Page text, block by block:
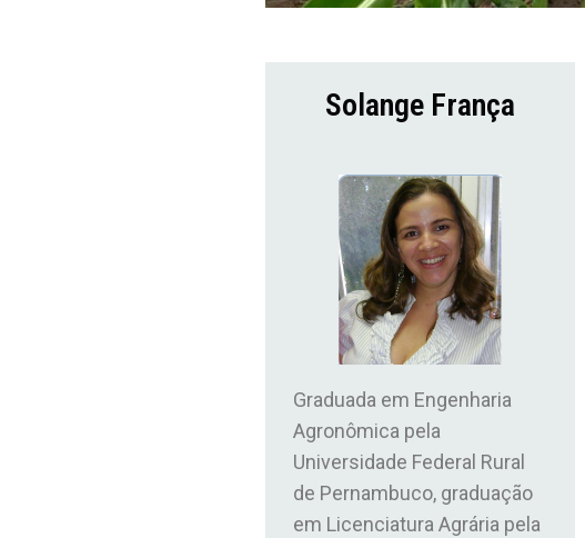
Solange França
Graduada em Engenharia
Agronômica pela
Universidade Federal Rural
de Pernambuco, graduação
em Licenciatura Agrária pela